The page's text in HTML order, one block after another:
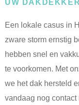
UW
Een lokale casus in
zware storm ernstig
hebben snel en
te voorkomen. Met
we het dak hersteld
vandaag nog